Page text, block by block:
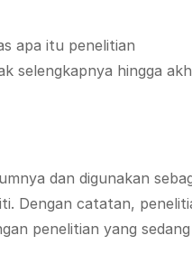
apa itu penelitian
selengkapnya hingga
dan digunakan
Dengan catatan,
penelitian yang sedang